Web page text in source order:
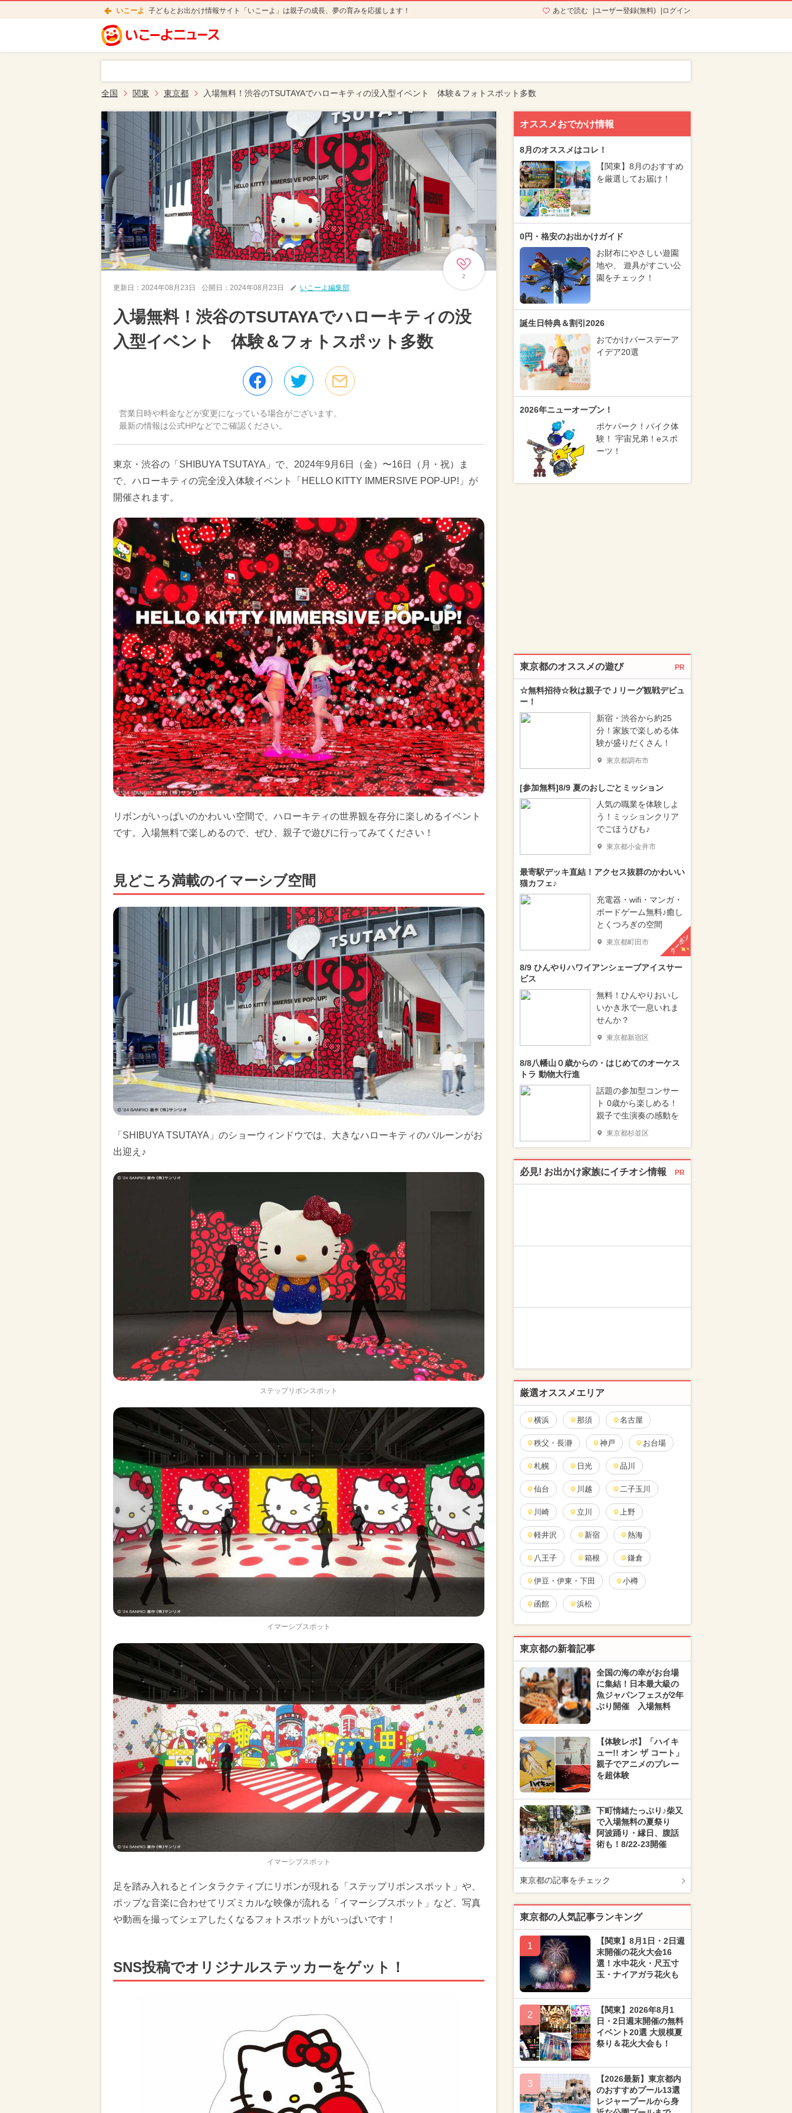
いこーよ 子どもとお出かけ情報サイト「いこーよ」は親子の成長、夢の育みを応援します！ あとで読む ユーザー登録(無料) ログイン
全国 関東 東京都 入場無料！渋谷のTSUTAYAでハローキティの没入型イベント 体験＆フォトスポット多数
2
更新日： 2024年08月23日 公開日： 2024年08月23日 いこーよ編集部
入場無料！渋谷のTSUTAYAでハローキティの没
入型イベント 体験＆フォトスポット多数
営業日時や料金などが変更になっている場合がございます。
最新の情報は公式HPなどでご確認ください。
東京・渋谷の「SHIBUYA TSUTAYA」で、2024年9月6日（金）〜16日（月・祝）ま
で、ハローキティの完全没入体験イベント「HELLO KITTY IMMERSIVE POP-UP!」が
開催されます。
リボンがいっぱいのかわいい空間で、ハローキティの世界観を存分に楽しめるイベント
です。入場無料で楽しめるので、ぜひ、親子で遊びに行ってみてください！
見どころ満載のイマーシブ空間
「SHIBUYA TSUTAYA」のショーウィンドウでは、大きなハローキティのバルーンがお
出迎え♪
ステップリボンスポット
イマーシブスポット
イマーシブスポット
足を踏み入れるとインタラクティブにリボンが現れる「ステップリボンスポット」や、
ポップな音楽に合わせてリズミカルな映像が流れる「イマーシブスポット」など、写真
や動画を撮ってシェアしたくなるフォトスポットがいっぱいです！
SNS投稿でオリジナルステッカーをゲット！
オススメおでかけ情報
8月のオススメはコレ！
【関東】8月のおすすめ
を厳選してお届け！
0円・格安のお出かけガイド
お財布にやさしい遊園
地や、 遊具がすごい公
園をチェック！
誕生日特典＆割引2026
おでかけバースデーア
イデア20選
2026年ニューオープン！
ポケパーク！バイク体
験！ 宇宙兄弟！eスポ
ーツ！
東京都のオススメの遊び PR
☆無料招待☆秋は親子でＪリーグ観戦デビュ
ー！
新宿・渋谷から約25
分！家族で楽しめる体
験が盛りだくさん！
東京都調布市
[参加無料]8/9 夏のおしごとミッション
人気の職業を体験しよ
う！ミッションクリア
でごほうびも♪
東京都小金井市
最寄駅デッキ直結！アクセス抜群のかわいい
猫カフェ♪
充電器・wifi・マンガ・
ボードゲーム無料♪癒し
とくつろぎの空間
東京都町田市 クーポン
8/9 ひんやりハワイアンシェーブアイスサー
ビス
無料！ひんやりおいし
いかき氷で一息いれま
せんか？
東京都新宿区
8/8八幡山０歳からの・はじめてのオーケス
トラ 動物大行進
話題の参加型コンサー
ト 0歳から楽しめる！
親子で生演奏の感動を
東京都杉並区
必見! お出かけ家族にイチオシ情報 PR
厳選オススメエリア
横浜 那須 名古屋
秩父・長瀞 神戸 お台場
札幌 日光 品川
仙台 川越 二子玉川
川崎 立川 上野
軽井沢 新宿 熱海
八王子 箱根 鎌倉
伊豆・伊東・下田 小樽
函館 浜松
東京都の新着記事
全国の海の幸がお台場
に集結！日本最大級の
魚ジャパンフェスが2年
ぶり開催 入場無料
【体験レポ】「ハイキ
ュー!! オン ザ コート」
親子でアニメのプレー
を超体験
下町情緒たっぷり♪柴又
で入場無料の夏祭り
阿波踊り・縁日、腹話
術も！8/22-23開催
東京都の記事をチェック
東京都の人気記事ランキング
1
【関東】8月1日・2日週
末開催の花火大会16
選！水中花火・尺五寸
玉・ナイアガラ花火も
2
【関東】2026年8月1
日・2日週末開催の無料
イベント20選 大規模夏
祭り＆花火大会も！
3
【2026最新】東京都内
のおすすめプール13選
レジャープールから身